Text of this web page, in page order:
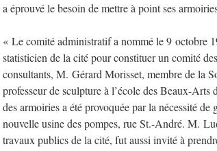
a éprouvé le besoin de mettre à point ses
« Le comité administratif a nommé le 9 octobre
statisticien de la cité pour constituer un comité
consultants, M. Gérard Morisset, membre de la
professeur de sculpture à l’école des Beaux-
des armoiries a été provoquée par la nécessité
nouvelle usine des pompes, rue St.-André. M.
travaux publics de la cité, fut aussi invité à